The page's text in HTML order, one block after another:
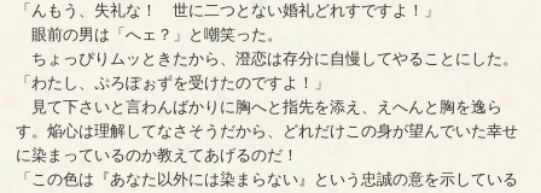
「んもう、失礼な！ 世に二つとない婚礼どれすですよ！」
眼前の男は「へェ？」と嘲笑った。
ちょっぴりムッときたから、澄恋は存分に自慢してやることにした。
「わたし、ぷろぽぉずを受けたのですよ！」
見て下さいと言わんばかりに胸へと指先を添え、えへんと胸を逸ら
す。焔心は理解してなさそうだから、どれだけこの身が望んでいた幸せ
に染まっているのか教えてあげるのだ！
「この色は『あなた以外には染まらない』という忠誠の意を示している